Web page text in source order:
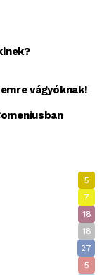
vágyóknak!
5
7
18
18
27
5